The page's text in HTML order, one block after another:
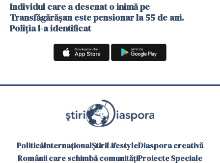
Individul care a desenat o inimă pe
Transfăgărășan este pensionar la 55 de ani.
Poliția l-a identificat
PoliticăInternaționalȘtiriLifestyleDiaspora creativă
Românii care schimbă comunitățiProiecte Speciale